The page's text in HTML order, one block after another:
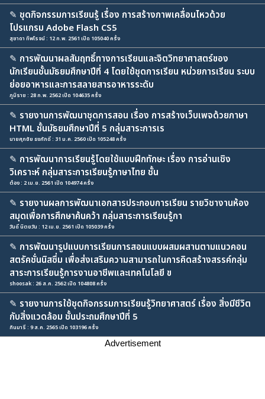
✎ ชุดกิจกรรมการเรียนรู้ เรื่อง การสร้างภาพเคลื่อนไหวด้วย
โปรแกรม Adobe Flash CS5
สุชาดา ทิพโรจน์ : 12 ก.พ. 2561 เปิด 105040 ครั้ง
✎ การพัฒนาผลสัมฤทธิ์ทางการเรียนและจิตวิทยาศาสตร์ของ
นักเรียนชั้นมัธยมศึกษาปีที่ 4 โดยใช้ชุดการเรียน หน่วยการเรียน ระบบ
ย่อยอาหารและการสลายสารอาหารระดับ
ภูมิราช : 28 ก.พ. 2562 เปิด 104635 ครั้ง
✎ รายงานการพัฒนาชุดการสอน เรื่อง การสร้างเว็บเพจด้วยภาษา
HTML ชั้นมัธยมศึกษาปีที่ 5 กลุ่มสาระการเร
นายศุภชัย ธงภักดี : 31 ม.ค. 2560 เปิด 105248 ครั้ง
✎ การพัฒนาการเรียนรู้โดยใช้แบบฝึกทักษะ เรื่อง การอ่านเชิง
วิเคราะห์ กลุ่มสาระการเรียนรู้ภาษาไทย ชั้น
ต๋อง : 2 เม.ย. 2561 เปิด 104974 ครั้ง
✎ รายงานผลการพัฒนาเอกสารประกอบการเรียน รายวิชางานห้อง
สมุดเพื่อการศึกษาค้นคว้า กลุ่มสาระการเรียนรู้กา
วันดี นิตยวัน : 12 เม.ย. 2561 เปิด 105039 ครั้ง
✎ การพัฒนารูปแบบการเรียนการสอนแบบผสมผสานตามแนวคอน
สตรัคชั่นนิสซึ่ม เพื่อส่งเสริมความสามารถในการคิดสร้างสรรค์กลุ่ม
สาระการเรียนรู้การงานอาชีพและเทคโนโลยี ข
shoosak : 26 ส.ค. 2562 เปิด 104808 ครั้ง
✎ รายงานการใช้ชุดกิจกรรมการเรียนรู้วิทยาศาสตร์ เรื่อง สิ่งมีชีวิต
กับสิ่งแวดล้อม ชั้นประถมศึกษาปีที่ 5
กันมารี : 9 ส.ค. 2565 เปิด 103196 ครั้ง
Advertisement